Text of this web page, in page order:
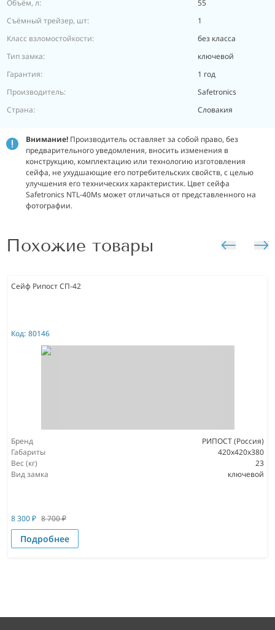
Объём, л:
55
Съёмный трейзер, шт:
1
Класс взломостойкости:
без класса
Тип замка:
ключевой
Гарантия:
1 год
Производитель:
Safetronics
Страна:
Словакия
Внимание! Производитель оставляет за собой право, без
предварительного уведомления, вносить изменения в
конструкцию, комплектацию или технологию изготовления
сейфа, не ухудшающие его потребительских свойств, с целью
улучшения его технических характеристик. Цвет сейфа
Safetronics NTL-40Ms может отличаться от представленного на
фотографии.
Похожие товары
Сейф Рипост СП-42
Код: 80146
Бренд
РИПОСТ (Россия)
Габариты
420x420x380
Вес (кг)
23
Вид замка
ключевой
8 300₽ 8 700₽
Подробнее